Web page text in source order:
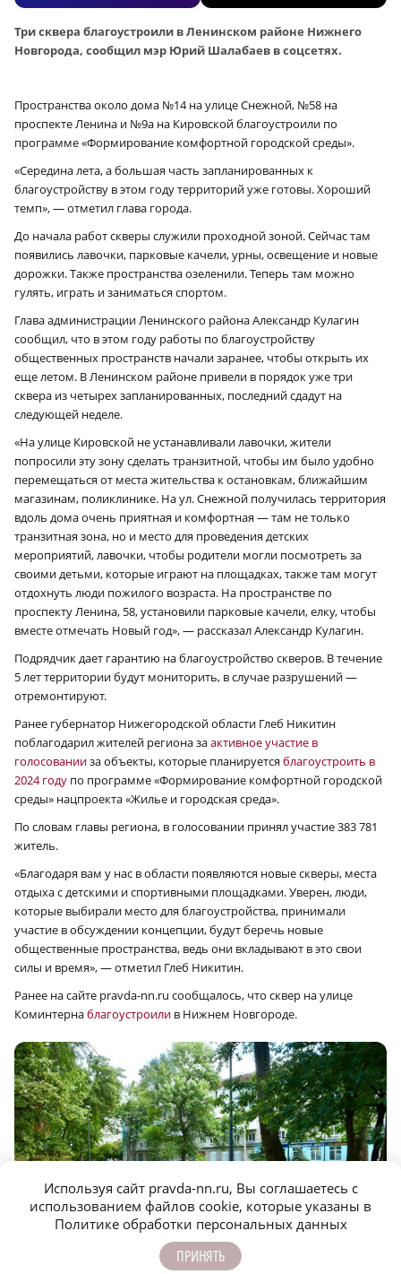
Три сквера благоустроили в Ленинском районе Нижнего
Новгорода, сообщил мэр Юрий Шалабаев в соцсетях.
Пространства около дома №14 на улице Снежной, №58 на
проспекте Ленина и №9а на Кировской благоустроили по
программе «Формирование комфортной городской среды».
«Середина лета, а большая часть запланированных к
благоустройству в этом году территорий уже готовы. Хороший
темп», — отметил глава города.
До начала работ скверы служили проходной зоной. Сейчас там
появились лавочки, парковые качели, урны, освещение и новые
дорожки. Также пространства озеленили. Теперь там можно
гулять, играть и заниматься спортом.
Глава администрации Ленинского района Александр Кулагин
сообщил, что в этом году работы по благоустройству
общественных пространств начали заранее, чтобы открыть их
еще летом. В Ленинском районе привели в порядок уже три
сквера из четырех запланированных, последний сдадут на
следующей неделе.
«На улице Кировской не устанавливали лавочки, жители
попросили эту зону сделать транзитной, чтобы им было удобно
перемещаться от места жительства к остановкам, ближайшим
магазинам, поликлинике. На ул. Снежной получилась территория
вдоль дома очень приятная и комфортная — там не только
транзитная зона, но и место для проведения детских
мероприятий, лавочки, чтобы родители могли посмотреть за
своими детьми, которые играют на площадках, также там могут
отдохнуть люди пожилого возраста. На пространстве по
проспекту Ленина, 58, установили парковые качели, елку, чтобы
вместе отмечать Новый год», — рассказал Александр Кулагин.
Подрядчик дает гарантию на благоустройство скверов. В течение
5 лет территории будут мониторить, в случае разрушений —
отремонтируют.
Ранее губернатор Нижегородской области Глеб Никитин
поблагодарил жителей региона заактивное участие в
голосованииза объекты, которые планируется благоустроить в
2024 году по программе «Формирование комфортной городской
среды» нацпроекта «Жилье и городская среда».
По словам главы региона, в голосовании принял участие 383 781
житель.
«Благодаря вам у нас в области появляются новые скверы, места
отдыха с детскими и спортивными площадками. Уверен, люди,
которые выбирали место для благоустройства, принимали
участие в обсуждении концепции, будут беречь новые
общественные пространства, ведь они вкладывают в это свои
силы и время», — отметил Глеб Никитин.
Ранее на сайте pravda-nn.ru сообщалось, что сквер на улице
Коминтернаблагоустроили в Нижнем Новгороде.
a a
Используя сайт pravda-nn.ru, Вы соглашаетесь с
использованием файлов cookie, которые указаны в
Политике обработки персональных данных
ПРИНЯТЬ